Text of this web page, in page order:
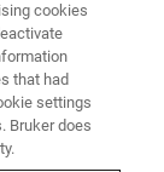
cookies
that had
settings
Bruker does